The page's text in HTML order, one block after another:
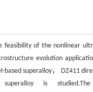
feasibility of the nonlinear
evolution
based superalloy， DZ411
superalloy is